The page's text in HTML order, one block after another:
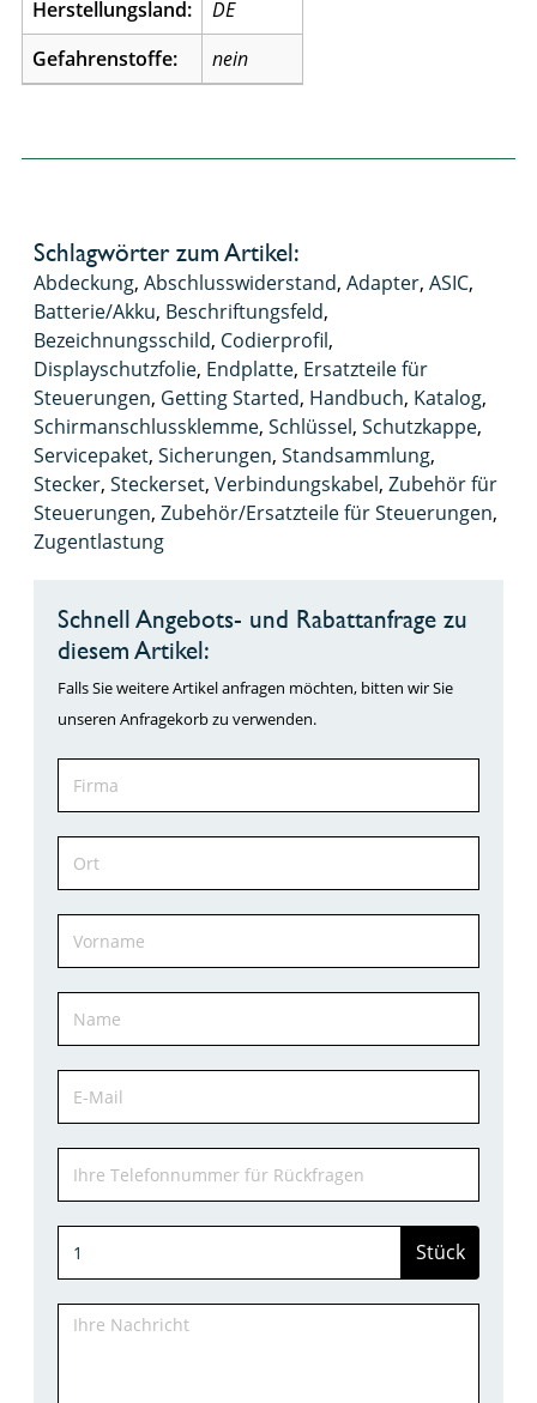
Herstellungsland:
DE
Gefahrenstoffe:
nein
Schlagwörter zum Artikel:
Abdeckung, Abschlusswiderstand, Adapter, ASIC,
Batterie/Akku, Beschriftungsfeld,
Bezeichnungsschild, Codierprofil,
Displayschutzfolie, Endplatte, Ersatzteile für
Steuerungen, Getting Started, Handbuch, Katalog,
Schirmanschlussklemme, Schlüssel, Schutzkappe,
Servicepaket, Sicherungen, Standsammlung,
Stecker, Steckerset, Verbindungskabel, Zubehör für
Steuerungen, Zubehör/Ersatzteile für Steuerungen,
Zugentlastung
Schnell Angebots- und Rabattanfrage zu
diesem Artikel:
Falls Sie weitere Artikel anfragen möchten, bitten wir Sie
unseren Anfragekorb zu verwenden.
Stück